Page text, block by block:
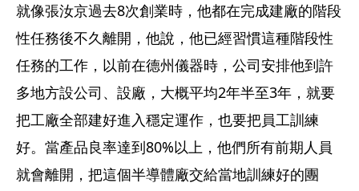
就像張汝京過去8次創業時，他都在完成建廠的階段
性任務後不久離開，他說，他已經習慣這種階段性
任務的工作，以前在德州儀器時，公司安排他到許
多地方設公司、設廠，大概平均2年半至3年，就要
把工廠全部建好進入穩定運作，也要把員工訓練
好。當產品良率達到80%以上，他們所有前期人員
就會離開，把這個半導體廠交給當地訓練好的團